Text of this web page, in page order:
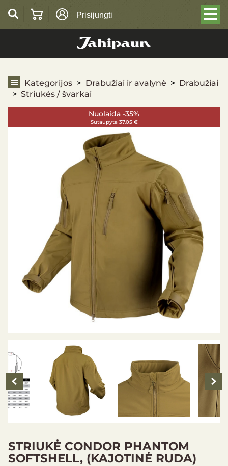
Prisijungti
Kategorijos Drabužiai ir avalynė
Drabužiai
Striukės / švarkai
Nuolaida -35%
Sutaupyta 37.05 €
STRIUKĖ CONDOR PHANTOM
SOFTSHELL, (KAJOTINĖ RUDA)